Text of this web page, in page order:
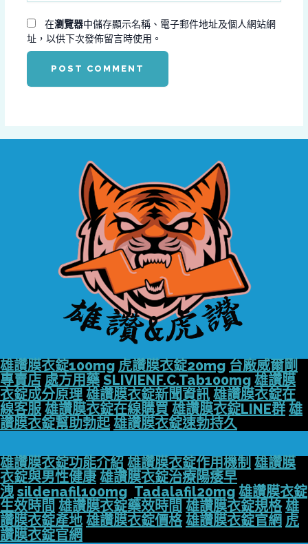
*址
在瀏覽器中儲存顯示名稱、電子郵件地址及個人網站網
址，以供下次發佈留言時使用。
雄讚膜衣錠100mg 虎讚膜衣錠20mg 台廠威爾剛
專賣店 處方用藥 SLIVIENF.C.Tab100mg 雄讚膜
衣錠成分原理 雄讚膜衣錠新聞資訊 雄讚膜衣錠在
線客服 雄讚膜衣錠在線購買 雄讚膜衣錠LINE群 雄
讚膜衣錠幫助勃起 雄讚膜衣錠速勃持久
雄讚膜衣錠功能介紹 雄讚膜衣錠作用機制 雄讚膜
衣錠與男性健康 雄讚膜衣錠治療陽痿早
洩 sildenafil100mg Tadalafil20mg 雄讚膜衣錠
生效時間 雄讚膜衣錠藥效時間 雄讚膜衣錠規格 雄
讚膜衣錠產地 雄讚膜衣錠價格 雄讚膜衣錠官網 虎
讚膜衣錠官網